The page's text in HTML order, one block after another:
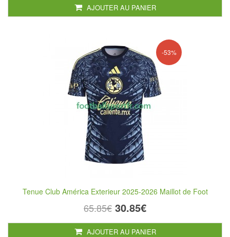
AJOUTER AU PANIER
-53%
Tenue Club América Exterieur 2025-2026 Maillot de Foot
65.85€ 30.85€
AJOUTER AU PANIER